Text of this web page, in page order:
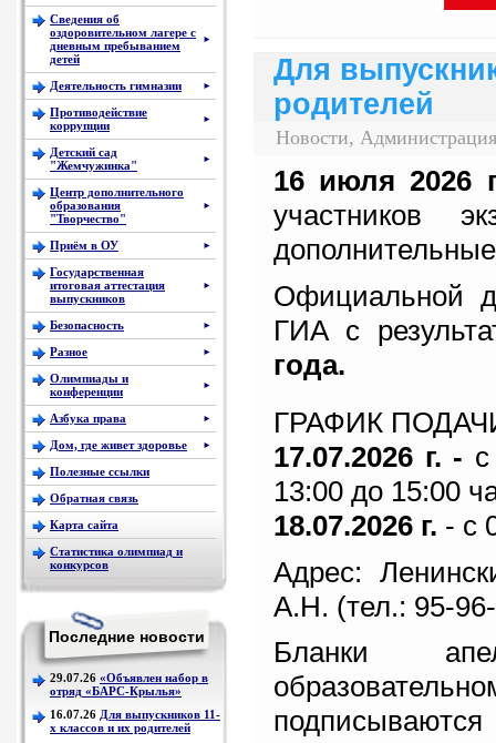
Для
родителей
Новости,
16 июля 2026
участников
Официальной
ГИА с
года.
ГРАФИК
17.07.2026 г. -
13:00 до 15:00
18.07.2026 г. - с
Адрес:
А.Н. (тел.: 95-
Бланки
Сведения об
оздоровительном лагере с
дневным пребыванием
детей
►
Деятельность гимназии ►
Противодействие
коррупции
►
Детский сад
"Жемчужинка"
►
Центр дополнительного
образования
"Творчество"
►
Приём в ОУ ►
Государственная
итоговая аттестация
выпускников
►
Безопасность ►
Разное ►
Олимпиады и
конференции
►
Азбука права ►
Дом, где живет здоровье ►
Полезные ссылки
Обратная связь
Карта сайта
Статистика олимпиад и
конкурсов
Последние новости
29.07.26 «Объявлен набор в
отряд «БАРС-Крылья»
16.07.26 Для выпускников 11-
х классов и их родителей